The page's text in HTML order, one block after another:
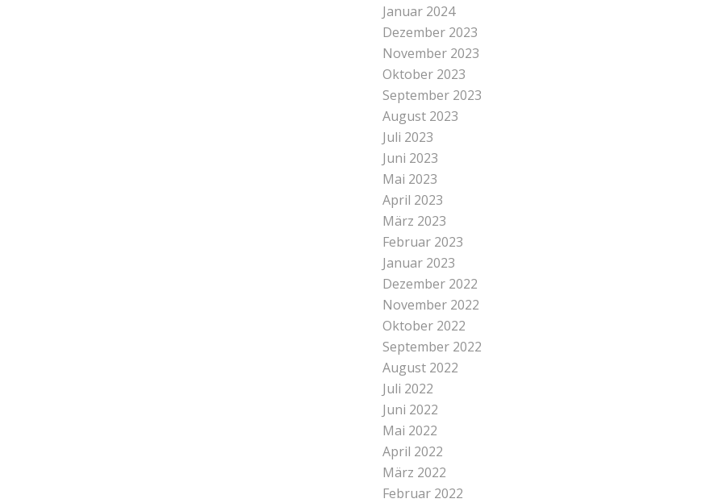
Januar 2024
Dezember 2023
November 2023
Oktober 2023
September 2023
August 2023
Juli 2023
Juni 2023
Mai 2023
April 2023
März 2023
Februar 2023
Januar 2023
Dezember 2022
November 2022
Oktober 2022
September 2022
August 2022
Juli 2022
Juni 2022
Mai 2022
April 2022
März 2022
Februar 2022